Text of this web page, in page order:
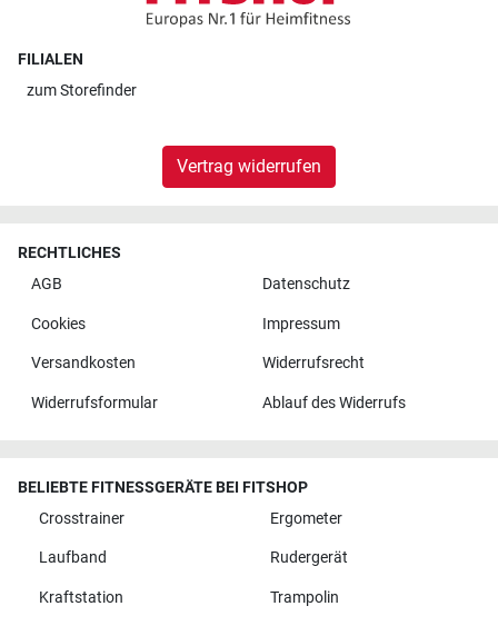
FILIALEN
zumStorefinder
Vertrag widerrufen
RECHTLICHES
AGB
Datenschutz
Cookies Impressum
Versandkosten Widerrufsrecht
Widerrufsformular Ablauf des Widerrufs
BELIEBTE FITNESSGERÄTE BEI FITSHOP
Crosstrainer
Ergometer
Laufband Rudergerät
Kraftstation Trampolin